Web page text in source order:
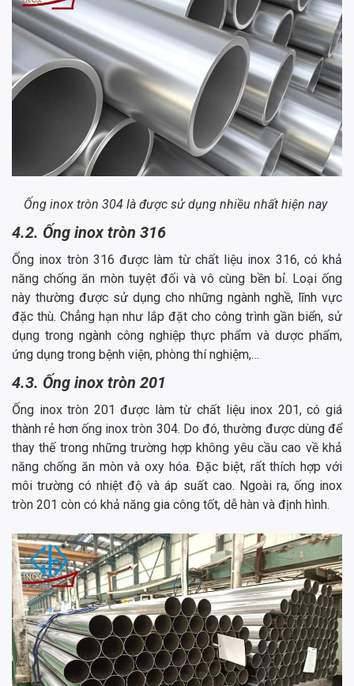
Ống inox tròn 304 là được sử dụng nhiều nhất hiện nay
4.2. Ống inox tròn 316
Ống inox tròn 316 được làm từ chất liệu inox 316, có khả
năng chống ăn mòn tuyệt đối và vô cùng bền bỉ. Loại ống
này thường được sử dụng cho những ngành nghề, lĩnh vực
đặc thù. Chẳng hạn như lắp đặt cho công trình gần biển, sử
dụng trong ngành công nghiệp thực phẩm và dược phẩm,
ứng dụng trong bệnh viện, phòng thí nghiệm,…
4.3. Ống inox tròn 201
Ống inox tròn 201 được làm từ chất liệu inox 201, có giá
thành rẻ hơn ống inox tròn 304. Do đó, thường được dùng để
thay thế trong những trường hợp không yêu cầu cao về khả
năng chống ăn mòn và oxy hóa. Đặc biệt, rất thích hợp với
môi trường có nhiệt độ và áp suất cao. Ngoài ra, ống inox
tròn 201 còn có khả năng gia công tốt, dễ hàn và định hình.